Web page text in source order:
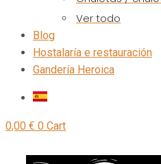
Ver todo
Blog
Hostalaría e restauración
Gandería Heroica
0,00 € 0 Cart